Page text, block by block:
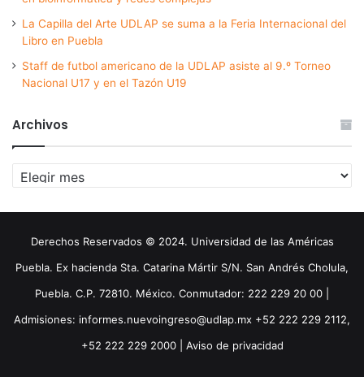
La Capilla del Arte UDLAP se suma a la Feria Internacional del
Libro en Puebla
Staff de futbol americano de la UDLAP asiste al 9.º Torneo
Nacional U17 y en el Tazón U19
Archivos
Archivos
Derechos Reservados © 2024. Universidad de las Américas
Puebla. Ex hacienda Sta. Catarina Mártir S/N. San Andrés Cholula,
Puebla. C.P. 72810. México. Conmutador: 222 229 20 00 |
Admisiones: informes.nuevoingreso@udlap.mx +52 222 229 2112,
+52 222 229 2000 | Aviso de privacidad